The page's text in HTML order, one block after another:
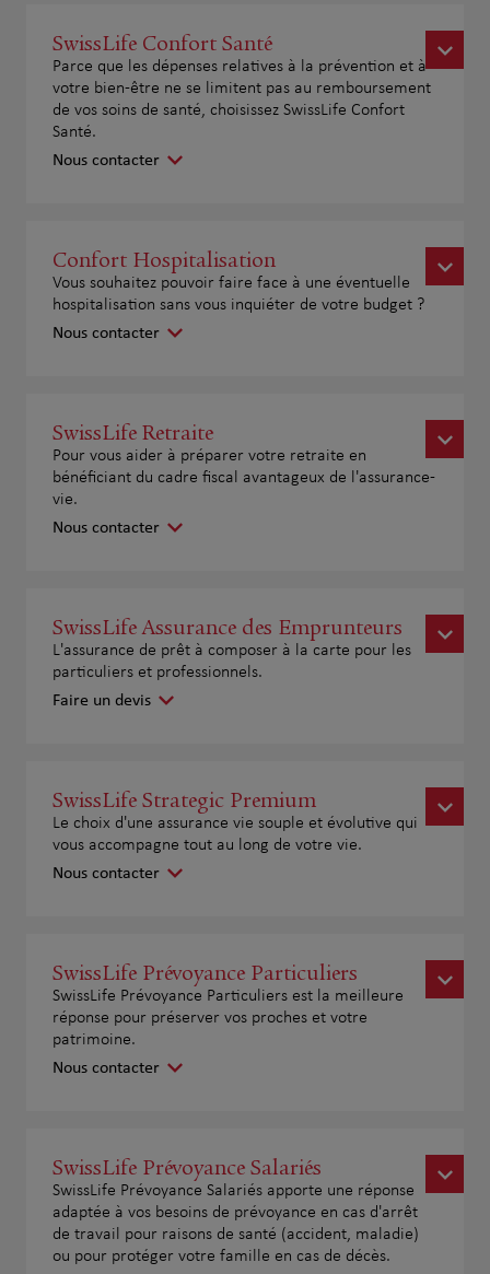
SwissLife Confort Santé
Parce que les dépenses relatives à la prévention et à
votre bien-être ne se limitent pas au remboursement
de vos soins de santé, choisissez SwissLife Confort
Santé.
Nous contacter
Confort Hospitalisation
Vous souhaitez pouvoir faire face à une éventuelle
hospitalisation sans vous inquiéter de votre budget ?
Nous contacter
SwissLife Retraite
Pour vous aider à préparer votre retraite en
bénéficiant du cadre fiscal avantageux de l'assurance-
vie.
Nous contacter
SwissLife Assurance des Emprunteurs
L'assurance de prêt à composer à la carte pour les
particuliers et professionnels.
Faire un devis
SwissLife Strategic Premium
Le choix d'une assurance vie souple et évolutive qui
vous accompagne tout au long de votre vie.
Nous contacter
SwissLife Prévoyance Particuliers
SwissLife Prévoyance Particuliers est la meilleure
réponse pour préserver vos proches et votre
patrimoine.
Nous contacter
SwissLife Prévoyance Salariés
SwissLife Prévoyance Salariés apporte une réponse
adaptée à vos besoins de prévoyance en cas d'arrêt
de travail pour raisons de santé (accident, maladie)
ou pour protéger votre famille en cas de décès.